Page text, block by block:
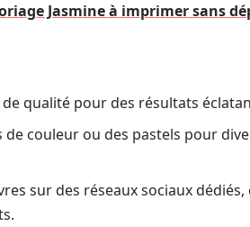
Jasmine à imprimer sans
qualité pour des résultats
de couleur ou des pastels pour
sur des réseaux sociaux